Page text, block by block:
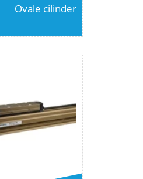
Ovale cilinder